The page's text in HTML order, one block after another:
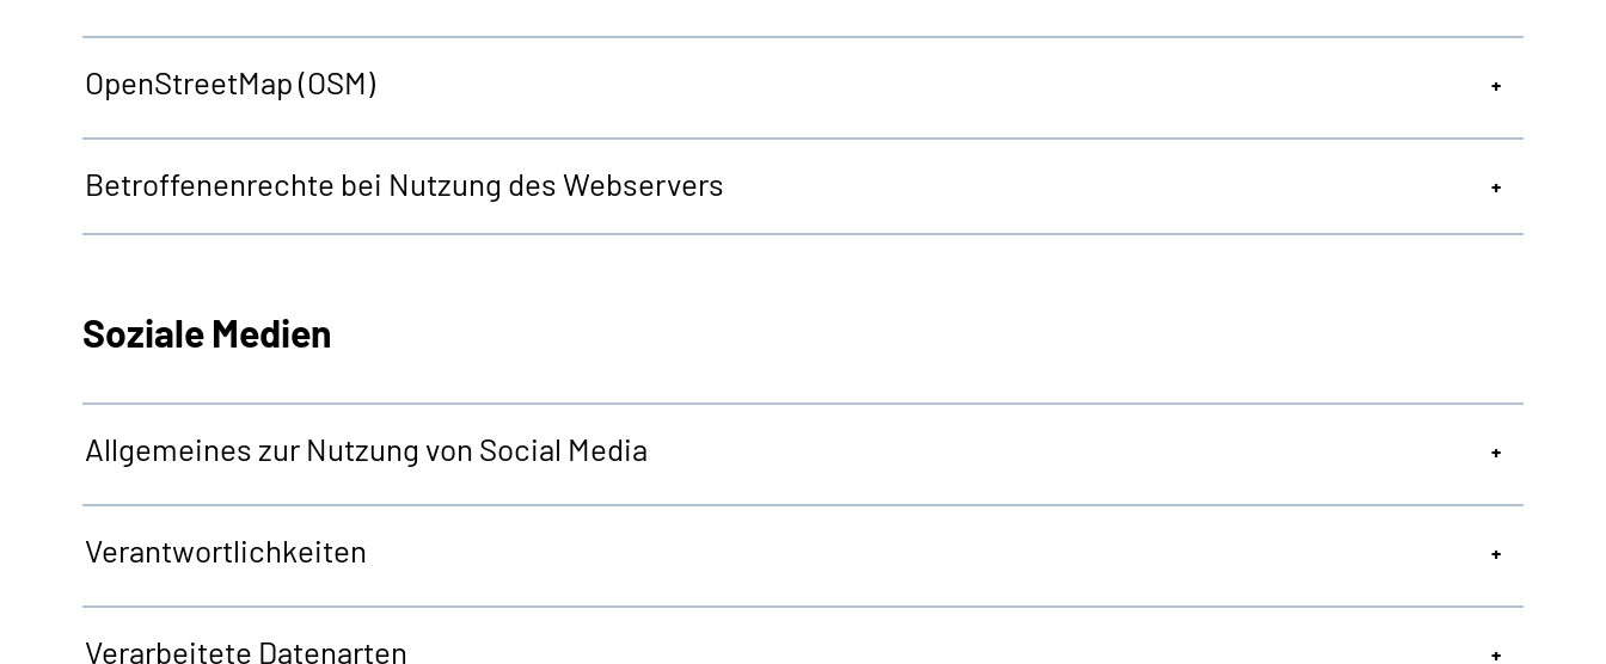
OpenStreetMap(OSM)
Betroffenenrechte bei Nutzung des Webservers
Soziale Medien
Allgemeines zur Nutzung von Social Media
Verantwortlichkeiten
Verarbeitete Datenarten